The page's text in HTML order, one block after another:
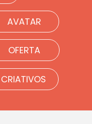
AVATAR
OFERTA
CRIATIVOS